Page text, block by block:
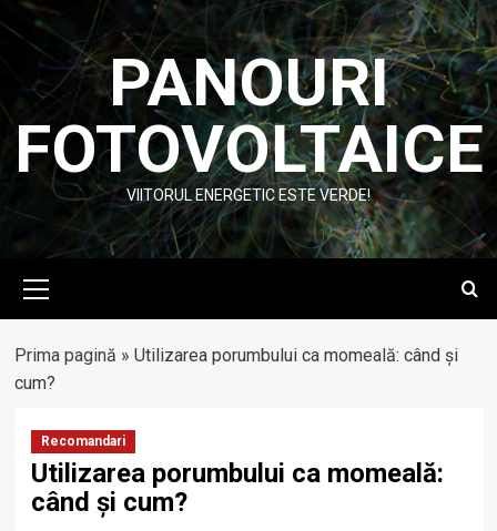
Skip
to
content
PANOURI
FOTOVOLTAICE
VIITORUL ENERGETIC ESTE VERDE!
Menu
Prima pagină » Utilizarea porumbului ca momeală: când și
cum?
Recomandari
Utilizarea porumbului ca momeală:
când și cum?